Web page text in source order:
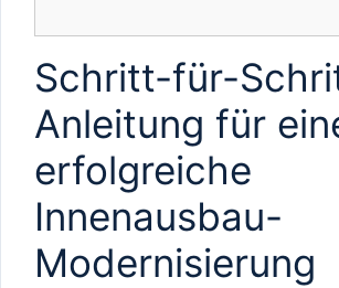
Schritt-für-
Anleitung für
erfolgreiche
Innenausbau-
Modernisierung